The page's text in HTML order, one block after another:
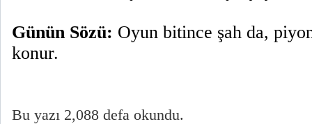
Günün Sözü: Oyun bitince şah da,
konur.
Bu yazı 2,088 defa okundu.